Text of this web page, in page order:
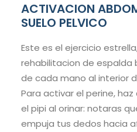
ACTIVACION
SUELO PELVICO
Este es el ejercicio
rehabilitacion de espalda
de cada mano al interior
Para activar el perine,
el pipi al orinar: notaras
empuja tus dedos hacia